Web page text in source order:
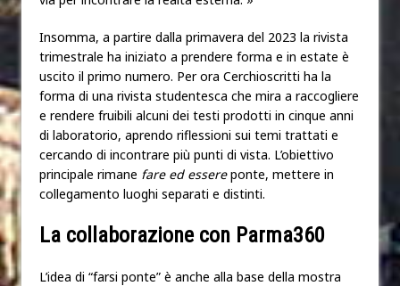
Insomma, a partire dalla primavera del 2023 la rivista
trimestrale ha iniziato a prendere forma e in estate è
uscito il primo numero. Per ora Cerchioscritti ha la
forma di una rivista studentesca che mira a raccogliere
e rendere fruibili alcuni dei testi prodotti in cinque anni
di laboratorio, aprendo riflessioni sui temi trattati e
cercando di incontrare più punti di vista. L’obiettivo
principale rimane fare ed essereponte, mettere in
collegamento luoghi separati e distinti.
La collaborazione con Parma360
L’idea di “farsi ponte” è anche alla base della mostra